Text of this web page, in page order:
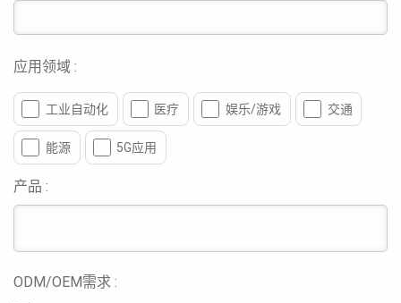
应用领域 :
工业自动化 医疗 娱乐/游戏 交通
能源 5G应用
产品 :
ODM/OEM需求 :